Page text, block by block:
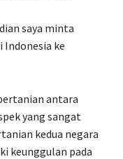
saya minta
Indonesia ke
antara
yang sangat
kedua negara
keunggulan pada